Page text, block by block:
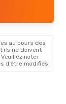
au cours des
ils ne doivent
noter
d’être modifiés.